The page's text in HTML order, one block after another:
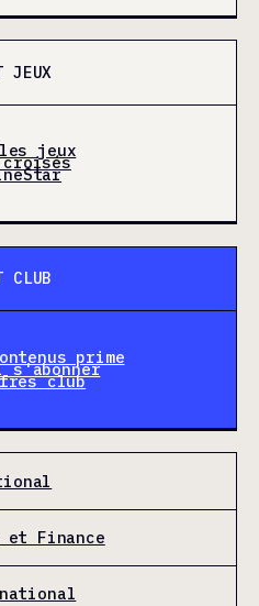
JEUX
jeux
croisés
CLUB
prime
s'abonner
club
et Finance